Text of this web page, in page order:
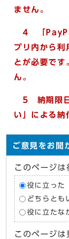
ません。
4 「 Pay
プリ内から利
とが必要です
ん。
5 納期限日
い」による納
ご意見をお聞
このページは
役に立った
どちらとも
役に立たな
このページは